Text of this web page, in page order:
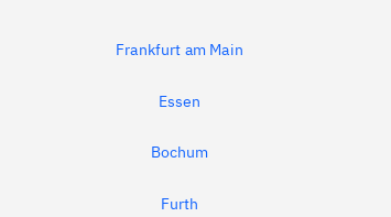
Frankfurt am Main
Essen
Bochum
Furth